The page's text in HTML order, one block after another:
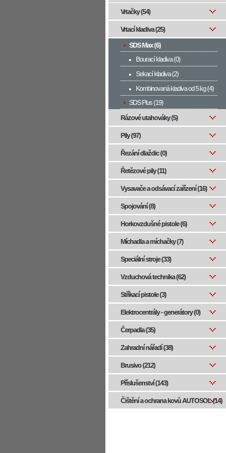
Vrtačky (54)
Vrtací kladiva (25)
SDS Max (6)
Bourací kladiva (0)
Sekací kladiva (2)
Kombinovaná kladiva od 5 kg (4)
SDS Plus (19)
Rázové utahováky (5)
Pily (97)
Řezání dlaždic (0)
Řetězové pily (11)
Vysavače a odsávací zařízení (16)
Spojování (8)
Horkovzdušné pistole (6)
Míchadla a míchačky (7)
Speciální stroje (33)
Vzduchová technika (62)
Stříkací pistole (3)
Elektrocentrály - generátory (0)
Čerpadla (35)
Zahradní nářadí (38)
Brusivo (212)
Příslušenství (143)
Čištění a ochrana kovů AUTOSOL (14)